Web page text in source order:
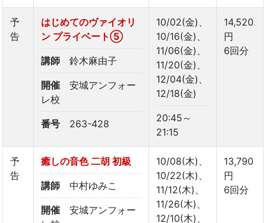
予
告
はじめてのヴァイオリ
ン プライベート➄
講師 鈴木麻由子
開催
安城アンフォー
レ校
番号 263-428
10/02(金)、
10/16(金)、
11/06(金)、
11/20(金)、
12/04(金)、
12/18(金)
20:45～
21:15
14,520
円
6回分
予
告
癒しの音色 二胡 初級
講師 中村ゆみこ
開催
安城アンフォー
10/08(木)、
10/22(木)、
11/12(木)、
11/26(木)、
12/10(木)、
13,790
円
6回分